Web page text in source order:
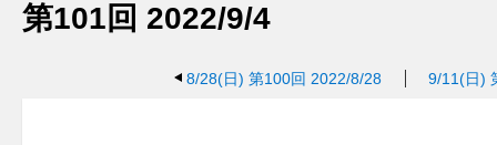
第101回 2022/9/4
8/28(日) 第100回 2022/8/28 9/11(日)